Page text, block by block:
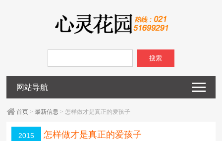
搜索
网站导航
首页 >最新信息 > 怎样做才是真正的爱孩子
2015
怎样做才是真正的爱孩子